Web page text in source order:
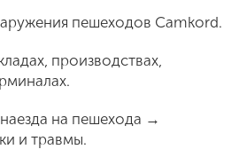
пешеходов Camkord.
производствах,
на пешехода →
и травмы.